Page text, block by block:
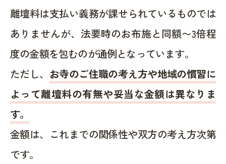
離壇料は支払い義務が課せられているものでは
ありませんが、法要時のお布施と同額〜3倍程
度の金額を包むのが通例となっています。
ただし、 お寺のご住職の考え方や地域の慣習に
よって離壇料の有無や妥当な金額は異なりま
す。
金額は、これまでの関係性や双方の考え方次第
です。